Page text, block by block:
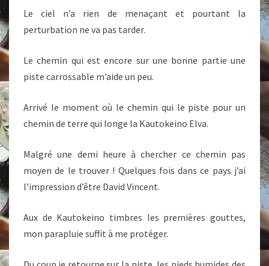
Le ciel n’a rien de menaçant et pourtant la
perturbation ne va pas tarder.
Le chemin qui est encore sur une bonne partie une
piste carrossable m’aide un peu.
Arrivé le moment où le chemin qui le piste pour un
chemin de terre qui longe la Kautokeino Elva.
Malgré une demi heure à chercher ce chemin pas
moyen de le trouver ! Quelques fois dans ce pays j’ai
l’impression d’être David Vincent.
Aux de Kautokeino timbres les premières gouttes,
mon parapluie suffit à me protéger.